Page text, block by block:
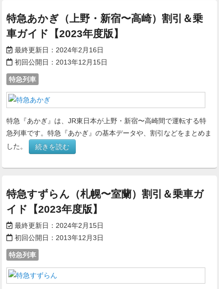
特急あかぎ（上野・新宿〜高崎）割引＆乗
車ガイド【2023年度版】
最終更新日： 2024年2月16日
初回公開日： 2013年12月15日
特急列車
特急『あかぎ』は、JR東日本が上野・新宿〜高崎間で運転する特
急列車です。特急『あかぎ』の基本データや、割引などをまとめま
した。
続きを読む
特急すずらん（札幌〜室蘭）割引＆乗車ガ
イド【2023年度版】
最終更新日： 2024年2月15日
初回公開日： 2013年12月3日
特急列車